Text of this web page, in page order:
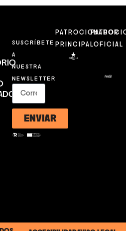
SUSCRÍBETE
A
NUESTRA
NEWSLETTER
ENVIAR
PATROCIONADOR
PRINCIPALOFICIAL